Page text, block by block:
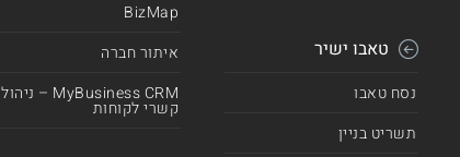
טאבו ישיר
נסח טאבו
תשריט בניין
BizMap
איתור חברה
MyBusiness CRM – ניהול
קשרי לקוחות